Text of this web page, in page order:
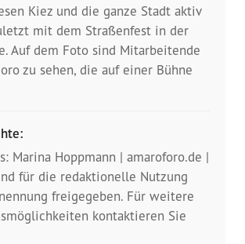
Kiez und die ganze Stadt aktiv
mit dem Straßenfest in der
Auf dem Foto sind Mitarbeitende
zu sehen, die auf einer Bühne
Marina Hoppmann | amaroforo.de |
für die redaktionelle Nutzung
freigegeben. Für weitere
kontaktieren Sie